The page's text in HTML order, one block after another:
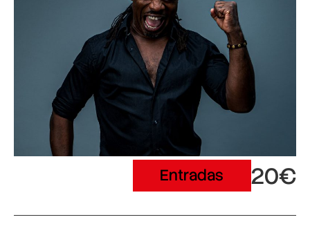
Entradas 20€